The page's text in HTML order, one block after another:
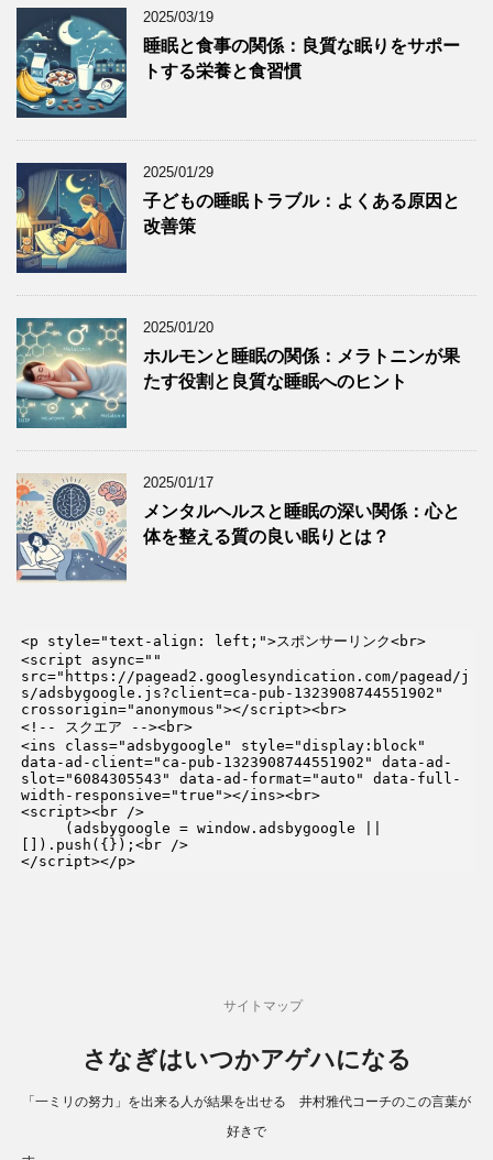
2025/03/19
睡眠と食事の関係：良質な眠りをサポー
トする栄養と食習慣
2025/01/29
子どもの睡眠トラブル：よくある原因と
改善策
2025/01/20
ホルモンと睡眠の関係：メラトニンが果
たす役割と良質な睡眠へのヒント
2025/01/17
メンタルヘルスと睡眠の深い関係：心と
体を整える質の良い眠りとは？
<p style="text-align: left;">スポンサーリンク<br>
<script async=""
src="https://pagead2.googlesyndication.com/pagead/j
s/adsbygoogle.js?client=ca-pub-1323908744551902"
crossorigin="anonymous"></script><br>
<!-- スクエア --><br>
<ins class="adsbygoogle" style="display:block"
data-ad-client="ca-pub-1323908744551902" data-ad-
slot="6084305543" data-ad-format="auto" data-full-
width-responsive="true"></ins><br>
<script><br />
[]).push({});<br />
</script></p>
サイトマップ
さなぎはいつかアゲハになる
「一ミリの努力」を出来る人が結果を出せる 井村雅代コーチのこの言葉が
好きで